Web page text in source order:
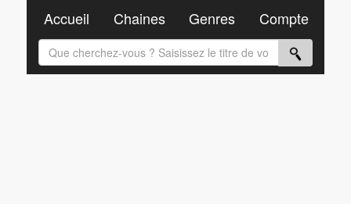
Accueil Chaines Genres Compte